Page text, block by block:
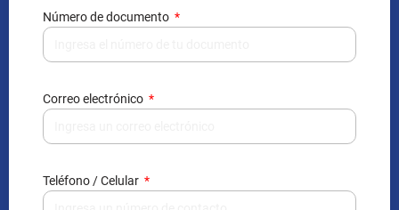
Número de documento
Correo electrónico
Teléfono / Celular